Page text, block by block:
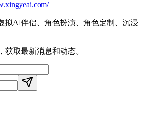
拟AI伴侣、角色扮演、角色定制、沉浸
获取最新消息和动态。